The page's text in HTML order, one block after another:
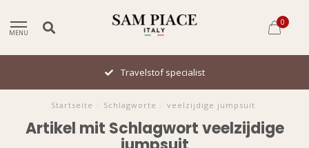
MENU
0
Travelstof specialist
Startseite Schlagworte veelzijdige jumpsuit
Artikel mit Schlagwort veelzijdige